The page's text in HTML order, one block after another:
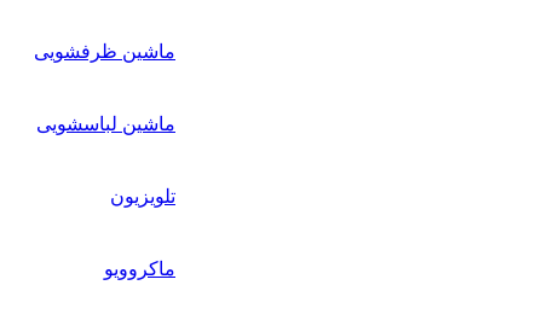
ماشین ظرفشویی
ماشین لباسشویی
تلویزیون
ماکروویو